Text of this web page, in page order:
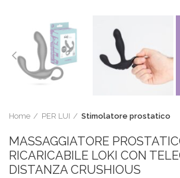
Home PER LUI Stimolatore prostatico
MASSAGGIATORE
RICARICABILE LOKI CON
DISTANZA CRUSHIOUS